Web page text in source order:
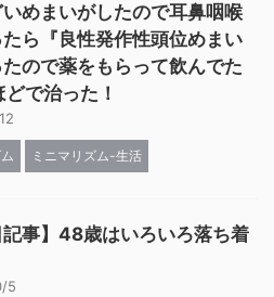
めまいがしたので耳鼻咽喉
ら『良性発作性頭位めまい
ので薬をもらって飲んでた
で治った！
ミニマリズム-生活
記事】48歳はいろいろ落ち着
5